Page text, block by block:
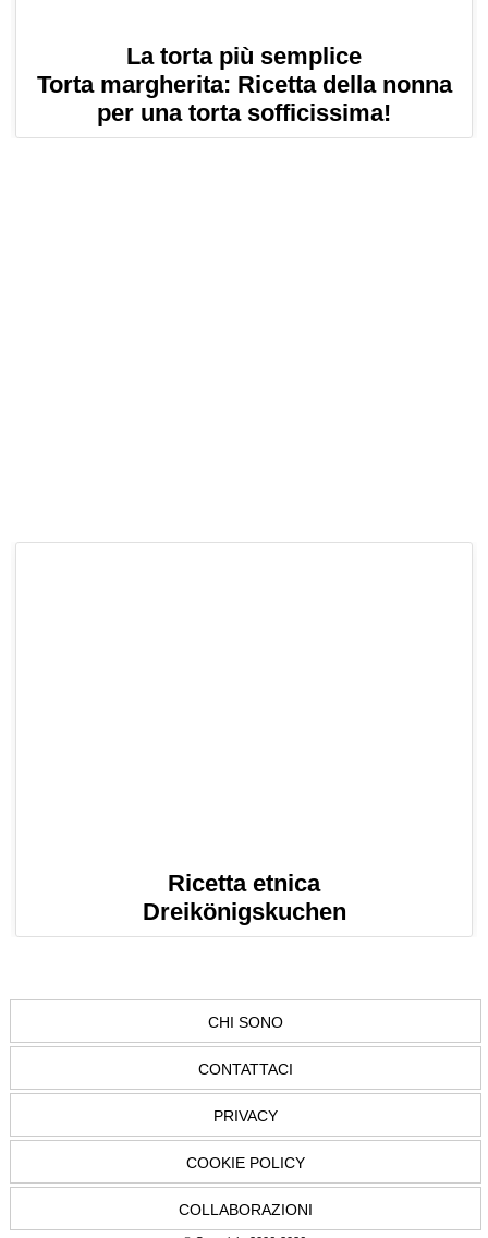
La torta più semplice
Torta margherita: Ricetta della nonna
per una torta sofficissima!
Ricetta etnica
Dreikönigskuchen
CHI SONO
CONTATTACI
PRIVACY
COOKIE POLICY
COLLABORAZIONI